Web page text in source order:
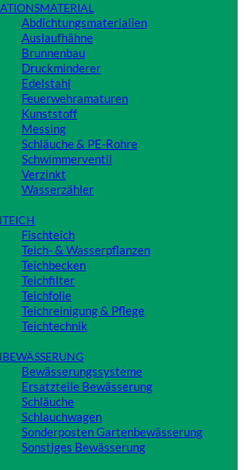
Abdichtungsmaterialien
Auslaufhähne
Brunnenbau
Druckminderer
Edelstahl
Feuerwehramaturen
Kunststoff
Messing
Schläuche & PE-Rohre
Schwimmerventil
Verzinkt
Wasserzähler
Fischteich
Teich- & Wasserpflanzen
Teichbecken
Teichfilter
Teichfolie
Teichreinigung & Pflege
Teichtechnik
Bewässerungssysteme
Ersatzteile Bewässerung
Schläuche
Schlauchwagen
Sonderposten Gartenbewässerung
Sonstiges Bewässerung